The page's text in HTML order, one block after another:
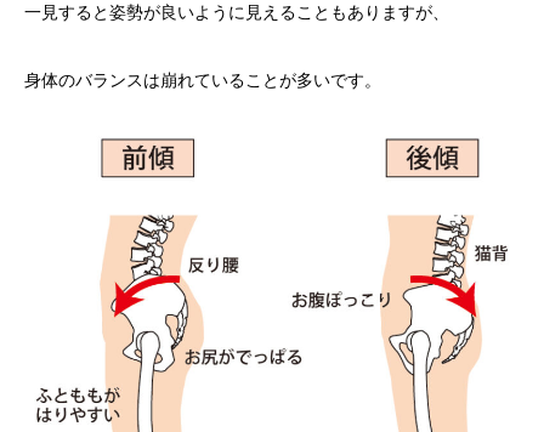
一見すると姿勢が良いように見えることもありますが、
身体のバランスは崩れていることが多いです。